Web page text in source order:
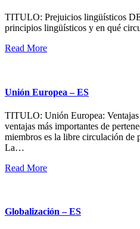
TITULO: Prejuicios lingüísticos
principios lingüísticos y en qué
Read More
Unión Europea – ES
TITULO: Unión Europea:
ventajas más importantes de
miembros es la libre circulación de
La…
Read More
Globalización – ES